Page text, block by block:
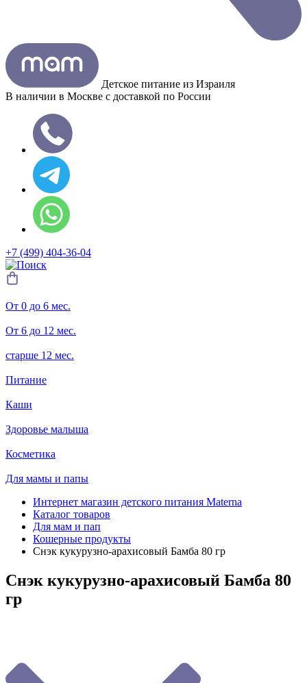
Детское питание из Израиля
В наличии в Москве с доставкой по России
+7 (499) 404-36-04
От 0 до 6 мес.
От 6 до 12 мес.
старше 12 мес.
Питание
Каши
Здоровье малыша
Косметика
Для мамы и папы
Интернет магазин детского питания Materna
Каталог товаров
Для мам и пап
Кошерные продукты
Снэк кукурузно-арахисовый Бамба 80 гр
Снэк кукурузно-арахисовый Бамба 80
гр